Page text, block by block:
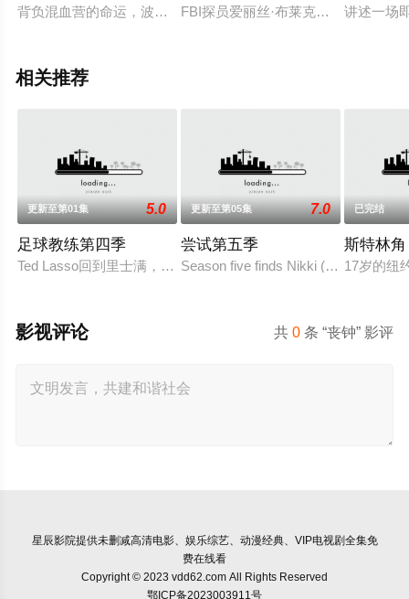
背负混血营的命运，波西·杰克森踏上勇闯妖魔之海旅程，誓言
FBI探员爱丽丝·布莱克（埃米·罗森
讲述一场
相关推荐
更新至第01集 5.0
足球教练第四季
Ted Lasso回到里士满，接受了他迄今为止最大的挑战：执教一
更新至第05集 7.0
尝试第五季
Season five finds Nikki (Esther
已完结
斯特林角
17岁的纽
共0 条 “丧钟” 影评
影视评论
星辰影院提供未删减高清电影、娱乐综艺、动漫经典、VIP电视剧全集免
费在线看
Copyright © 2023 vdd62.com All Rights Reserved
鄂ICP备2023003911号